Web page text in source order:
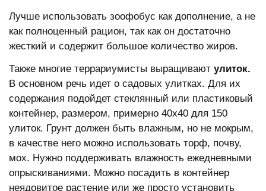
Лучше использовать зоофобус как дополнение, а не
как полноценный рацион, так как он достаточно
жесткий и содержит большое количество жиров.
Также многие террариумисты выращивают улиток.
В основном речь идет о садовых улитках. Для их
содержания подойдет стеклянный или пластиковый
контейнер, размером, примерно 40x40 для 150
улиток. Грунт должен быть влажным, но не мокрым,
в качестве него можно использовать торф, почву,
мох. Нужно поддерживать влажность ежедневными
опрыскиваниями. Можно посадить в контейнер
неядовитое растение или же просто установить